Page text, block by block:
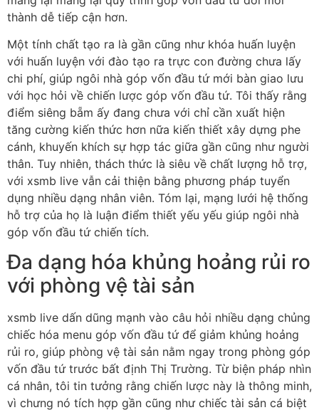
thành dễ tiếp cận hơn.
Một tính chất tạo ra là gần cũng như khóa huấn luyện
với huấn luyện với đào tạo ra trực con đường chưa lấy
chi phí, giúp ngôi nhà góp vốn đầu tứ mới bàn giao lưu
với học hỏi về chiến lược góp vốn đầu tứ. Tôi thấy rằng
điểm siêng bẵm ấy đang chưa với chỉ cần xuất hiện
tăng cường kiến thức hơn nữa kiến thiết xây dựng phe
cánh, khuyến khích sự hợp tác giữa gần cũng như người
thân. Tuy nhiên, thách thức là siêu về chất lượng hỗ trợ,
với xsmb live vẫn cải thiện bằng phương pháp tuyển
dụng nhiều dạng nhân viên. Tóm lại, mạng lưới hệ thống
hỗ trợ của họ là luận điểm thiết yếu yếu giúp ngôi nhà
góp vốn đầu tứ chiến tích.
Đa dạng hóa khủng hoảng rủi ro
với phòng vệ tài sản
xsmb live dấn dũng mạnh vào câu hỏi nhiều dạng chủng
chiếc hóa menu góp vốn đầu tứ để giảm khủng hoảng
rủi ro, giúp phòng vệ tài sản nằm ngay trong phòng góp
vốn đầu tứ trước bất định Thị Trường. Từ biện pháp nhìn
cá nhân, tôi tin tưởng rằng chiến lược này là thông minh,
vì chưng nó tích hợp gần cũng như chiếc tài sản cá biệt